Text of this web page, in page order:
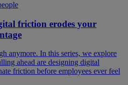
friction erodes your
anymore. In this series, we explore
ahead are designing digital
friction before employees ever feel